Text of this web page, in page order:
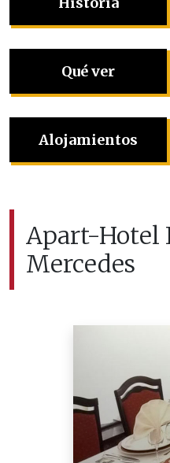
Qué ver
Alojamientos
Apart-Hotel
Mercedes